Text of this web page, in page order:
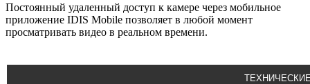
Постоянный удаленный доступ к камере через мобильное
приложение IDIS Mobile позволяет в любой момент
просматривать видео в реальном времени.